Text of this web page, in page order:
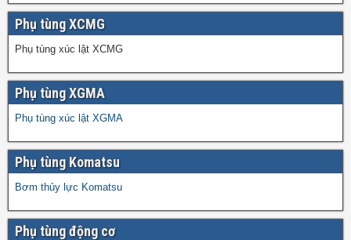
Phụ tùng XCMG
Phụ tùng xúc lật XCMG
Phụ tùng XGMA
Phụ tùng xúc lật XGMA
Phụ tùng Komatsu
Bơm thủy lực Komatsu
Phụ tùng động cơ